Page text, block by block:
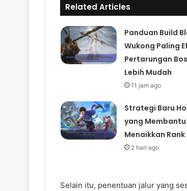
Related Articles
Panduan Build
Wukong Paling
Pertarungan
Lebih Mudah
11 jam ago
Strategi Baru
yang Membantu
Menaikkan
2 hari ago
Selain itu, penentuan jalur yang